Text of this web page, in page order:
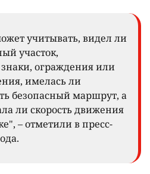
учитывать, видел ли
участок,
ограждения или
имелась ли
безопасный маршрут, а
ли скорость движения
– отметили в пресс-